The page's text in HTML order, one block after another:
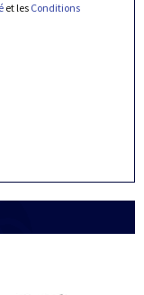
et les Conditions